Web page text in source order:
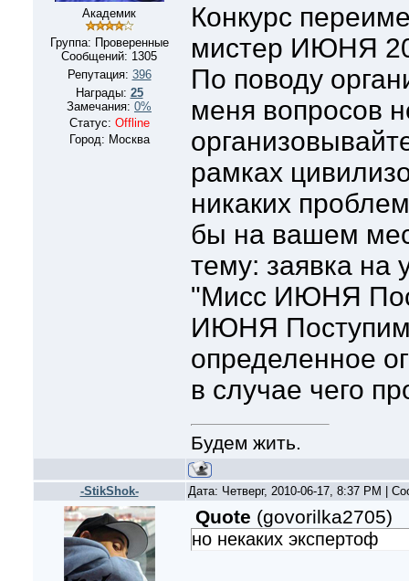
Академик
Группа: Проверенные
Сообщений: 1305
Репутация: 396
Награды: 25
Замечания: 0%
Статус: Offline
Город: Москва
Конкурс
мистер ИЮНЯ
По поводу
меня вопросов
рамках
никаких
бы на вашем
тему: заявка на
"Мисс ИЮНЯ
ИЮНЯ
определенное
в случае чего
Будем жить.
-StikShok- Дата: Четверг, 2010-06-17, 8:37 PM |
Quote (govorilka2705)
но некаких экспертоф